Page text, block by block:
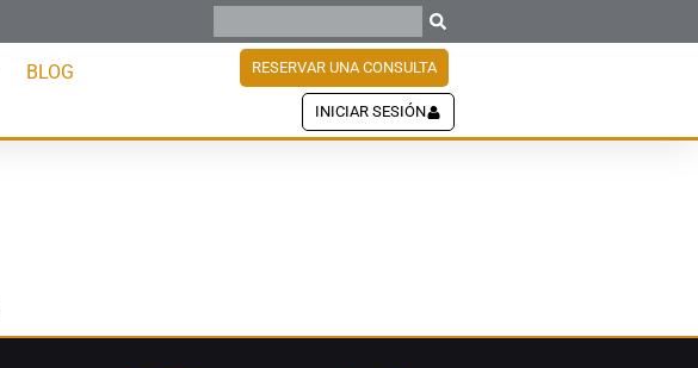
BLOG
RESERVAR UNA CONSULTA
INICIAR SESIÓN